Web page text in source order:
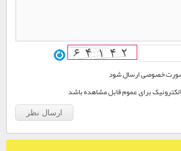
خصوصی ارسال شود
برای عموم قابل مشاهده باشد